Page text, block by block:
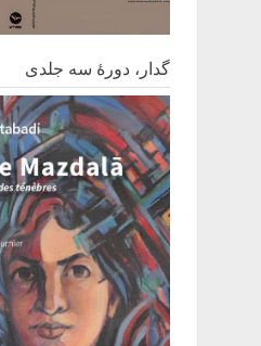
گدار، دورۀ سه جلدی